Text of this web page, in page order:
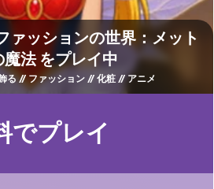
ッションの世界：メット
魔法 をプレイ中
る ファッション 化粧 アニメ
でプレイ